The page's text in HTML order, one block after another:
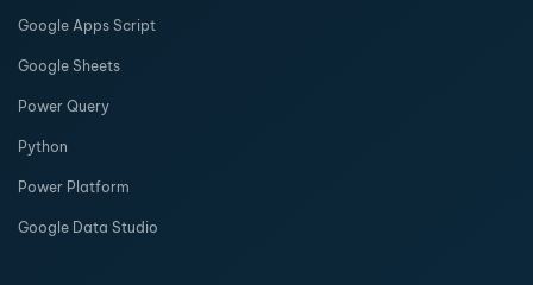
Google Apps Script
Google Sheets
Power Query
Python
Power Platform
Google Data Studio